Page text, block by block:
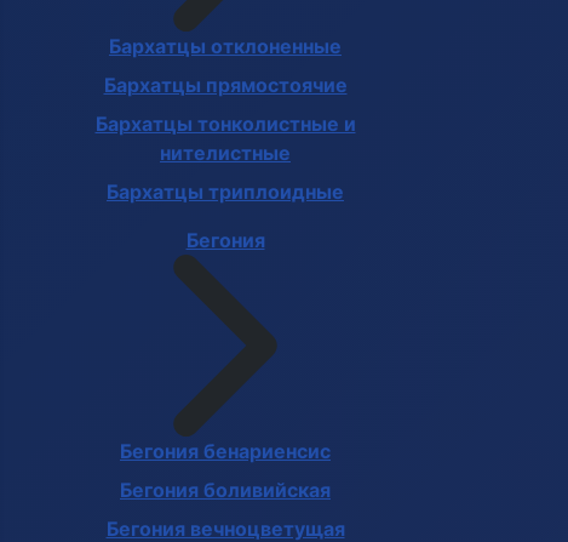
Бархатцы отклоненные
Бархатцы прямостоячие
Бархатцы тонколистные и
нителистные
Бархатцы триплоидные
Бегония
Бегония бенариенсис
Бегония боливийская
Бегония вечноцветущая